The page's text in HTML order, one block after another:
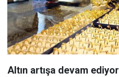
Altın artışa devam ediyor